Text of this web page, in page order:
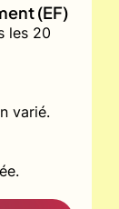
(EF)
les 20
varié.